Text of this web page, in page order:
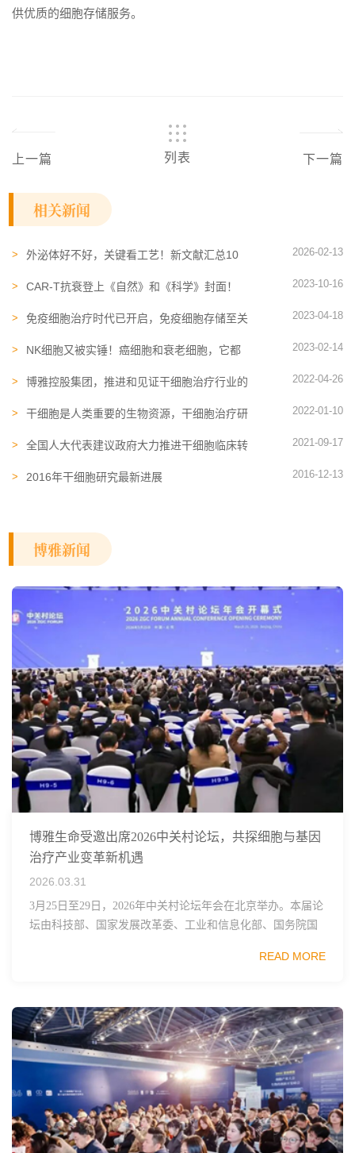
供优质的细胞存储服务。
上一篇 列表 下一篇
相关新闻
外泌体好不好，关键看工艺！新文献汇总10
2026-02-13
CAR-T抗衰登上《自然》和《科学》封面！
2023-10-16
免疫细胞治疗时代已开启，免疫细胞存储至关
2023-04-18
NK细胞又被实锤！癌细胞和衰老细胞，它都
2023-02-14
博雅控股集团​，推进和见证干细胞治疗行业的
2022-04-26
干细胞​是人类重要的生物资源，干细胞治疗研
2022-01-10
全国人大代表建议政府大力推进干细胞临床转
2021-09-17
2016年干细胞研究最新进展 2016-12-13
博雅新闻
博雅生命受邀出席2026中关村论坛，共探细胞与基因
治疗产业变革新机遇
2026.03.31
3月25日至29日，2026年中关村论坛年会在北京举办。本届论
坛由科技部、国家发展改革委、工业和信息化部、国务院国
READ MORE